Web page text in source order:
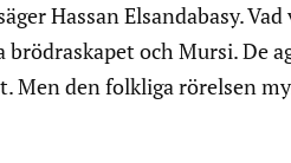
Hassan Elsandabasy.
och Mursi. De
Men den folkliga rörelsen